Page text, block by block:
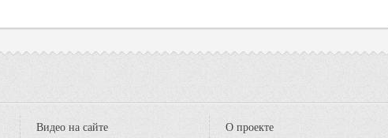
Видео на сайте О проекте